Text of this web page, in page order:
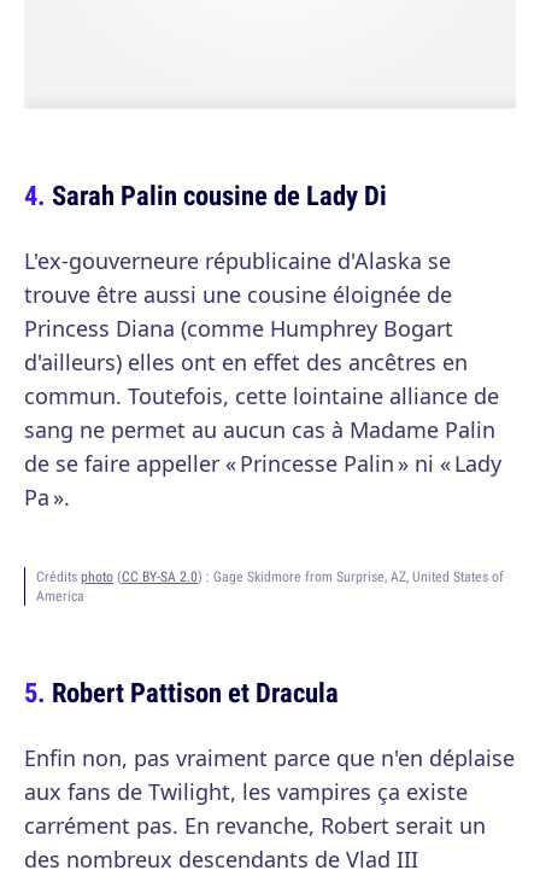
Sarah Palin cousine de Lady Di
L'ex-gouverneure républicaine d'Alaska se
trouve être aussi une cousine éloignée de
Princess Diana (comme Humphrey Bogart
d'ailleurs) elles ont en effet des ancêtres en
commun. Toutefois, cette lointaine alliance de
sang ne permet au aucun cas à Madame Palin
de se faire appeller « Princesse Palin » ni « Lady
Pa ».
Crédits photo (CC BY-SA 2.0) : Gage Skidmore from Surprise, AZ, United States of
America
Robert Pattison et Dracula
Enfin non, pas vraiment parce que n'en déplaise
aux fans de Twilight, les vampires ça existe
carrément pas. En revanche, Robert serait un
des nombreux descendants de Vlad III